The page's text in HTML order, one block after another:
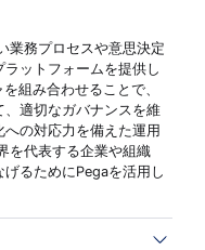
業務プロセスや意思決定
ットフォームを提供し
組み合わせることで、
、適切なガバナンスを維
の対応力を備えた運用
を代表する企業や組織
るためにPegaを活用し